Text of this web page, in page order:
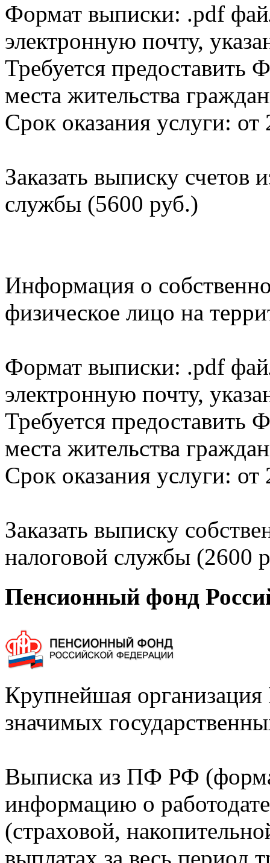
Формат выписки: .pdf
электронную почту,
Требуется
места жительства
Срок оказания услуги: от
Заказать выписку счетов
службы (5600 руб.)
Информация о
физическое лицо на
Формат выписки: .pdf
электронную почту,
Требуется
места жительства
Срок оказания услуги: от
Заказать выписку
налоговой службы (2600
Пенсионный фонд
Крупнейшая
значимых
Выписка из ПФ РФ
информацию о
(страховой,
выплатах за весь период